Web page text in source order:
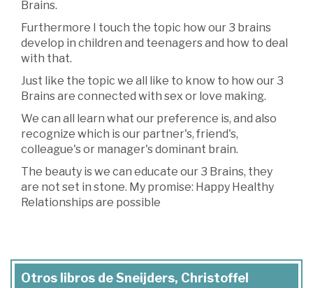
Brains.
Furthermore I touch the topic how our 3 brains
develop in children and teenagers and how to deal
with that.
Just like the topic we all like to know to how our 3
Brains are connected with sex or love making.
We can all learn what our preference is, and also
recognize which is our partner's, friend's,
colleague's or manager's dominant brain.
The beauty is we can educate our 3 Brains, they
are not set in stone. My promise: Happy Healthy
Relationships are possible
Otros libros de Sneijders, Christoffel